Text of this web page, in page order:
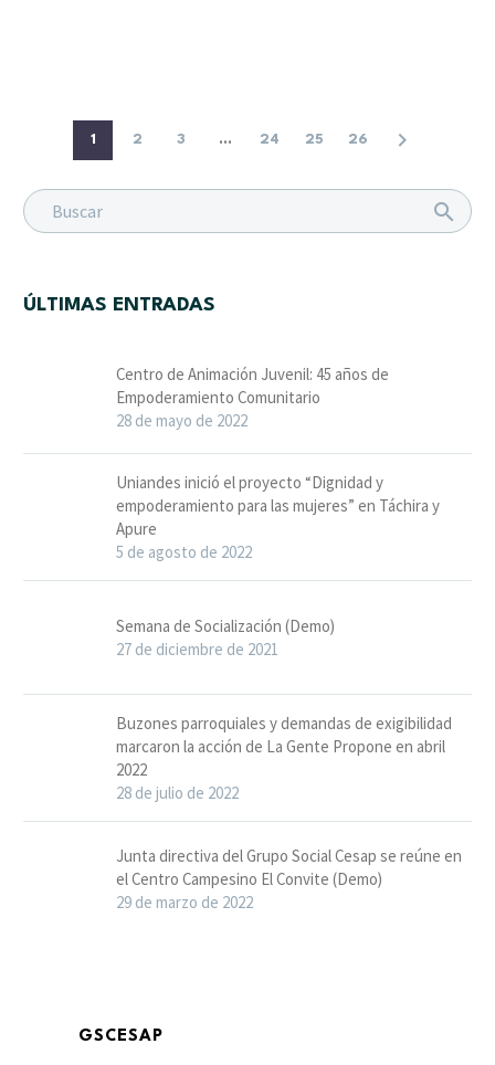
1 2 3 ... 24 25 26
ÚLTIMAS ENTRADAS
Centro de Animación Juvenil: 45 años de
Empoderamiento Comunitario
28 de mayo de 2022
Uniandes inició el proyecto “Dignidad y
empoderamiento para las mujeres” en Táchira y
Apure
5 de agosto de 2022
Semana de Socialización (Demo)
27 de diciembre de 2021
Buzones parroquiales y demandas de exigibilidad
marcaron la acción de La Gente Propone en abril
2022
28 de julio de 2022
Junta directiva del Grupo Social Cesap se reúne en
el Centro Campesino El Convite (Demo)
29 de marzo de 2022
GSCESAP